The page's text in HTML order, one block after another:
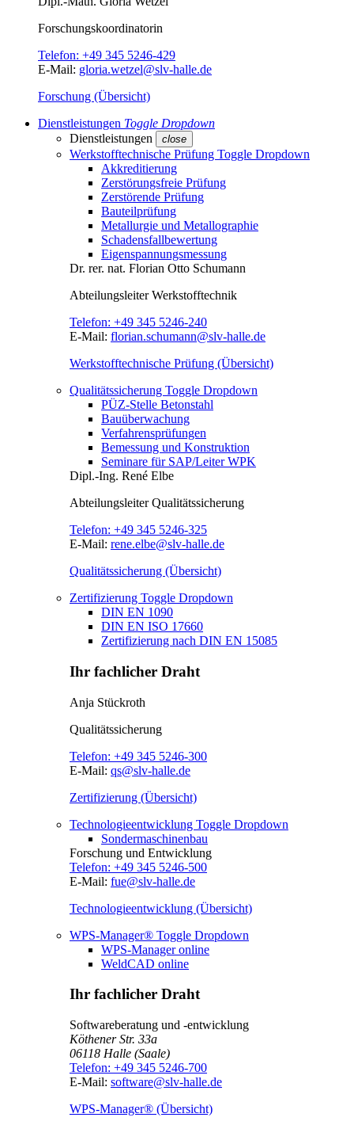
Forschungs­koordinatorin
Telefon: +49 345 5246-429
E-Mail: gloria.wetzel@slv-halle.de
Forschung (Übersicht)
Dienstleistungen Toggle Dropdown
Dienstleistungen
close
Werkstofftechnische Prüfung Toggle Dropdown
Akkreditierung
Zerstörungsfreie Prüfung
Zerstörende Prüfung
Bauteilprüfung
Metallurgie und Metallographie
Schadensfallbewertung
Eigenspannungsmessung
Dr. rer. nat. Florian Otto Schumann
AbteilungsleiterWerkstofftechnik
Telefon: +49 345 5246-240
E-Mail: florian.schumann@slv-halle.de
Werkstofftechnische Prüfung (Übersicht)
Qualitätssicherung Toggle Dropdown
PÜZ-Stelle Betonstahl
Bauüberwachung
Verfahrensprüfungen
Bemessung und Konstruktion
Seminare für SAP/Leiter WPK
Dipl.-Ing. René Elbe
AbteilungsleiterQualitätssicherung
Telefon: +49 345 5246-325
E-Mail: rene.elbe@slv-halle.de
Qualitätssicherung (Übersicht)
Zertifizierung Toggle Dropdown
DIN EN 1090
DIN EN ISO 17660
Zertifizierung nach DIN EN 15085
Ihr fachlicher Draht
Anja Stückroth
Qualitätssicherung
Telefon: +49 345 5246-300
E-Mail: qs@slv-halle.de
Zertifizierung (Übersicht)
Technologieentwicklung Toggle Dropdown
Sondermaschinenbau
Forschung und Entwicklung
Telefon: +49 345 5246-500
E-Mail: fue@slv-halle.de
Technologieentwicklung (Übersicht)
WPS-Manager® Toggle Dropdown
WPS-Manager online
WeldCAD online
Ihr fachlicher Draht
Softwareberatung und -entwicklung
Köthener Str. 33a
06118 Halle (Saale)
Telefon: +49 345 5246-700
E-Mail: software@slv-halle.de
WPS-Manager® (Übersicht)